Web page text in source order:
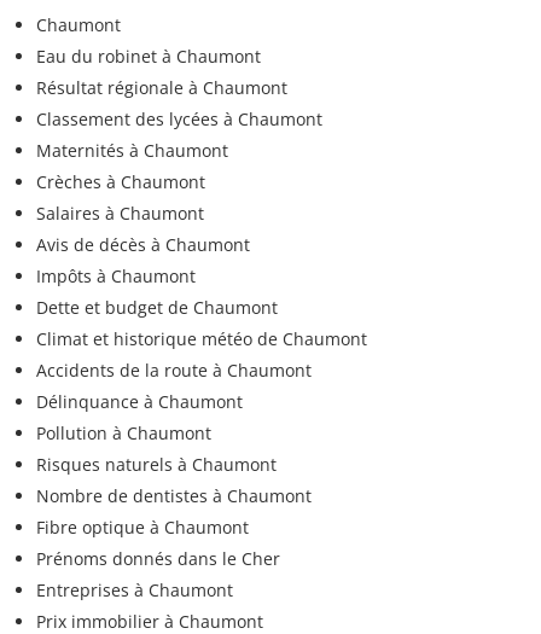
Chaumont
Eau du robinet à Chaumont
Résultat régionale à Chaumont
Classement des lycées à Chaumont
Maternités à Chaumont
Crèches à Chaumont
Salaires à Chaumont
Avis de décès à Chaumont
Impôts à Chaumont
Dette et budget de Chaumont
Climat et historique météo de Chaumont
Accidents de la route à Chaumont
Délinquance à Chaumont
Pollution à Chaumont
Risques naturels à Chaumont
Nombre de dentistes à Chaumont
Fibre optique à Chaumont
Prénoms donnés dans le Cher
Entreprises à Chaumont
Prix immobilier à Chaumont